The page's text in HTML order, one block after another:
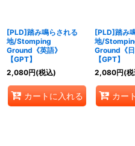
[PLD]踏み鳴らされる
地/Stomping
Ground《英語》
【GPT】
2,080円(税込)
カートに入れる
[PLD]踏み
地/
Ground《日
【GPT】
2,080円(
カー